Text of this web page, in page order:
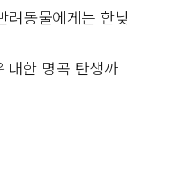
려동물에게는 한낮
대한 명곡 탄생까